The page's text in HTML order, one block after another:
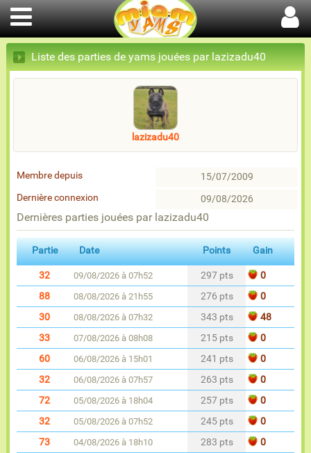
Liste des parties de yams jouées par lazizadu40
lazizadu40
Membre depuis
15/07/2009
Dernière connexion
09/08/2026
Dernières parties jouées par lazizadu40
Partie Date Points Gain
32 09/08/2026 à 07h52 297 pts
0
88
08/08/2026 à 21h55 276 pts
0
30
08/08/2026 à 07h32 343 pts
48
33
07/08/2026 à 08h08 215 pts
0
60
06/08/2026 à 15h01 241 pts
0
32
06/08/2026 à 07h57 263 pts
0
72
05/08/2026 à 18h04 257 pts
0
32
05/08/2026 à 07h52 245 pts
0
73
04/08/2026 à 18h10 283 pts
0